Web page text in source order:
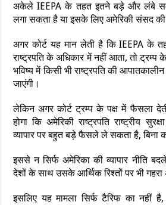
अकेले IEEPA के तहत इतने बड़े और लंबे
लगा सकता है या इसके लिए अमेरिकी संसद
अगर कोर्ट यह मान लेती है कि IEEPA के
राष्ट्रपति के अधिकार में नहीं आता, तो
भविष्य में किसी भी राष्ट्रपति की
जाएंगी।
लेकिन अगर कोर्ट ट्रम्प के पक्ष में फैसला
होगा कि अमेरिकी राष्ट्रपति राष्ट्रीय
व्यापार पर बहुत बड़े फैसले ले सकता है, बिना
इससे न सिर्फ अमेरिका की व्यापार नीति
देशों के साथ उसके आर्थिक रिश्तों पर भी
इसलिए यह मामला सिर्फ टैरिफ का नहीं